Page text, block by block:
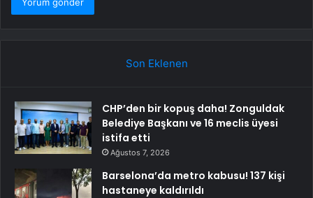
Son Eklenen
CHP’den bir kopuş daha! Zonguldak
Belediye Başkanı ve 16 meclis üyesi
istifa etti
Ağustos 7, 2026
Barselona’da metro kabusu! 137 kişi
hastaneye kaldırıldı